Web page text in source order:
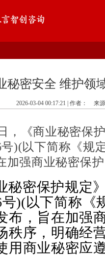
秘密安全 维护领
2026-03-04 00:17:21 | 作者： 来
，《商业秘密保
)(以下简称《规
加强商业秘密保
秘密保护规定
)(以下简称《
布，旨在加强
秩序，明确经
用商业秘密应